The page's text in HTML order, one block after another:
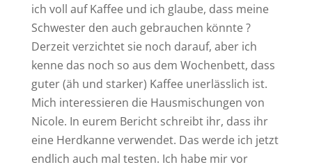
ich voll auf Kaffee und ich glaube, dass meine
Schwester den auch gebrauchen könnte ?
Derzeit verzichtet sie noch darauf, aber ich
kenne das noch so aus dem Wochenbett, dass
guter (äh und starker) Kaffee unerlässlich ist.
Mich interessieren die Hausmischungen von
Nicole. In eurem Bericht schreibt ihr, dass ihr
eine Herdkanne verwendet. Das werde ich jetzt
endlich auch mal testen. Ich habe mir vor